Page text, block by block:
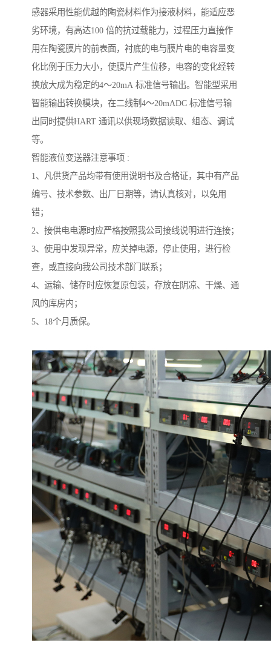
感器采用性能优越的陶瓷材料作为接液材料，能适应恶
劣环境，有高达100 倍的抗过载能力，过程压力直接作
用在陶瓷膜片的前表面，衬底的电与膜片电的电容量变
化比例于压力大小，使膜片产生位移，电容的变化经转
换放大成为稳定的4～20mA 标准信号输出。智能型采用
智能输出转换模块，在二线制4～20mADC 标准信号输
出同时提供HART 通讯以供现场数据读取、组态、调试
等。
智能液位变送器注意事项 :
1、凡供货产品均带有使用说明书及合格证，其中有产品
编号、技术参数、出厂日期等，请认真核对，以免用
错；
2、接供电电源时应严格按照我公司接线说明进行连接；
3、使用中发现异常，应关掉电源，停止使用，进行检
查，或直接向我公司技术部门联系；
4、运输、储存时应恢复原包装，存放在阴凉、干燥、通
风的库房内；
5、18个月质保。